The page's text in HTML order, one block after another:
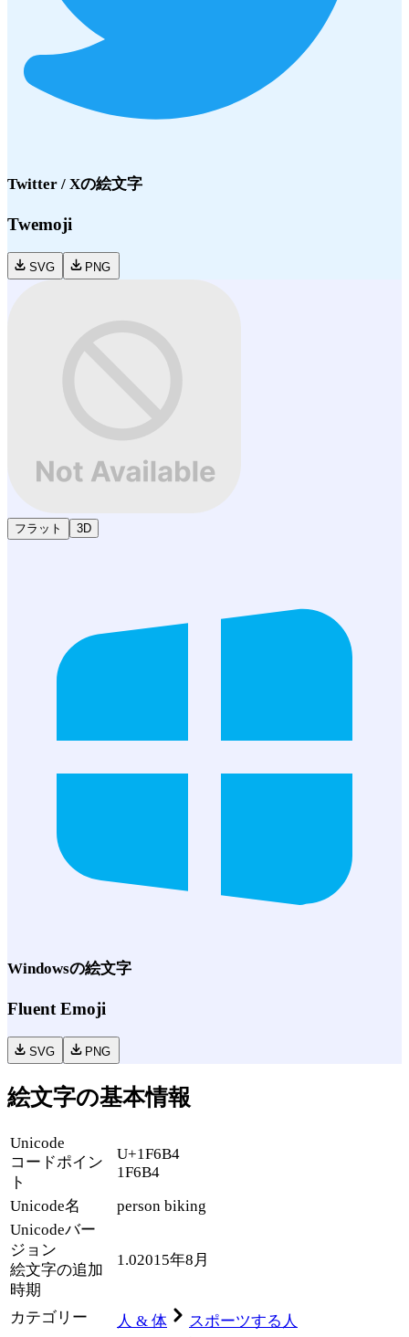
Twitter / Xの絵文字
Twemoji
SVG PNG
フラット 3D
Windowsの絵文字
Fluent Emoji
SVG PNG
絵文字の基本情報
Unicode
コードポイン
ト
U+1F6B4
1F6B4
Unicode名
person biking
Unicodeバー
ジョン
絵文字の追加
時期
1.02015年8月
カテゴリー 人 & 体
スポーツする人